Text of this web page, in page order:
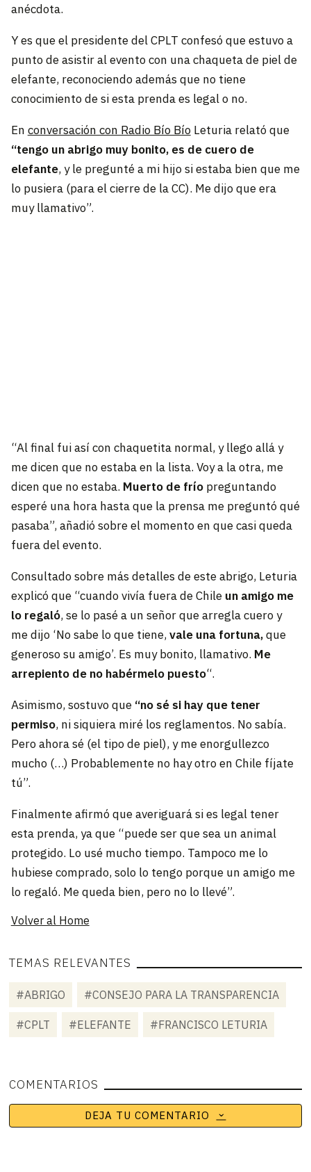
anécdota.
Y es que el presidente del CPLT confesó que estuvo a
punto de asistir al evento con una chaqueta de piel de
elefante, reconociendo además que no tiene
conocimiento de si esta prenda es legal o no.
En conversación con Radio Bío BíoLeturia relató que
“tengo un abrigo muy bonito, es de cuero de
elefante, y le pregunté a mi hijo si estaba bien que me
lo pusiera (para el cierre de la CC). Me dijo que era
muy llamativo”.
“Al final fui así con chaquetita normal, y llego allá y
me dicen que no estaba en la lista. Voy a la otra, me
dicen que no estaba. Muerto de frío preguntando
esperé una hora hasta que la prensa me preguntó qué
pasaba”, añadió sobre el momento en que casi queda
fuera del evento.
Consultado sobre más detalles de este abrigo, Leturia
explicó que “cuando vivía fuera de Chileun amigo me
lo regaló, se lo pasé a un señor que arregla cuero y
me dijo ‘No sabe lo que tiene,vale una fortuna,que
generoso su amigo’. Es muy bonito, llamativo. Me
arrepiento de no habérmelo puesto“.
Asimismo, sostuvo que“no sé si hay que tener
permiso, ni siquiera miré los reglamentos. No sabía.
Pero ahora sé (el tipo de piel), y me enorgullezco
mucho (…) Probablemente no hay otro en Chile fíjate
tú”.
Finalmente afirmó que averiguará si es legal tener
esta prenda, ya que “puede ser que sea un animal
protegido. Lo usé mucho tiempo. Tampoco me lo
hubiese comprado, solo lo tengo porque un amigo me
lo regaló. Me queda bien, pero no lo llevé”.
Volver al Home
TEMAS RELEVANTES
#ABRIGO #CONSEJO PARA LA TRANSPARENCIA
#CPLT #ELEFANTE #FRANCISCO LETURIA
COMENTARIOS
DEJA TU COMENTARIO